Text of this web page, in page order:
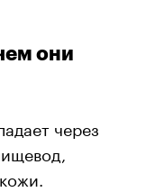
они
через